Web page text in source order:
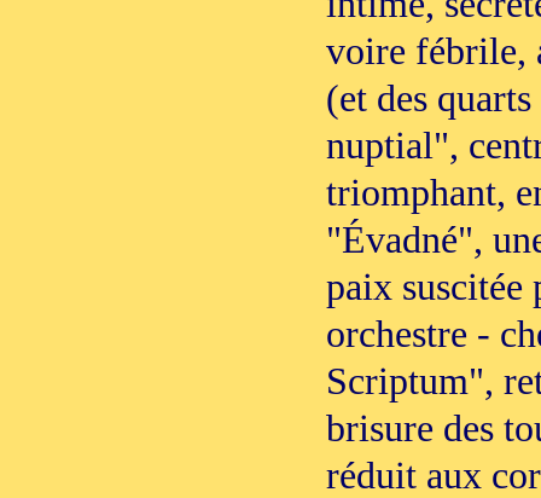
voire fébrile,
(et des
nuptial",
triomphant,
"Évadné",
paix suscitée
orchestre -
Scriptum",
brisure des
réduit aux